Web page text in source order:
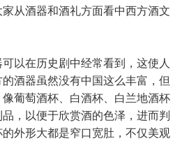
从酒器和酒礼方面看中西方酒文
以在历史剧中经常看到，这使人
酒器虽然没有中国这么丰富，但
葡萄酒杯、白酒杯、白兰地酒杯
，以便于欣赏酒的色泽，进而判
外形大都是窄口宽肚，不仅美观